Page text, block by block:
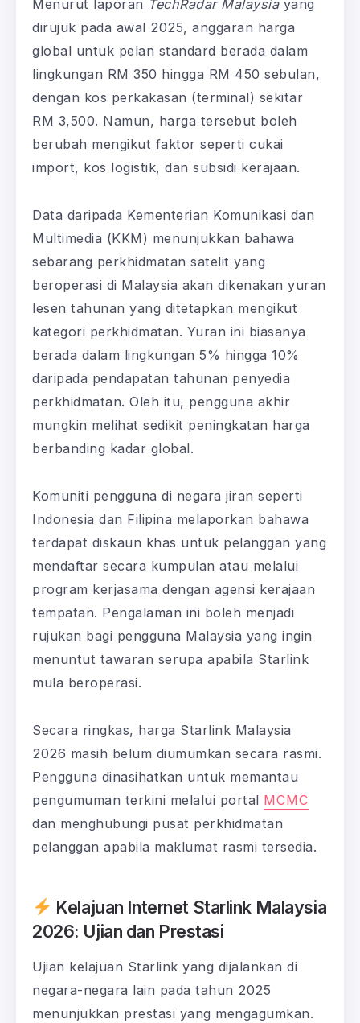
Menurut laporan TechRadar Malaysiayang
dirujuk pada awal 2025, anggaran harga
global untuk pelan standard berada dalam
lingkungan RM 350 hingga RM 450 sebulan,
dengan kos perkakasan (terminal) sekitar
RM 3,500. Namun, harga tersebut boleh
berubah mengikut faktor seperti cukai
import, kos logistik, dan subsidi kerajaan.
Data daripada Kementerian Komunikasi dan
Multimedia (KKM) menunjukkan bahawa
sebarang perkhidmatan satelit yang
beroperasi di Malaysia akan dikenakan yuran
lesen tahunan yang ditetapkan mengikut
kategori perkhidmatan. Yuran ini biasanya
berada dalam lingkungan 5% hingga 10%
daripada pendapatan tahunan penyedia
perkhidmatan. Oleh itu, pengguna akhir
mungkin melihat sedikit peningkatan harga
berbanding kadar global.
Komuniti pengguna di negara jiran seperti
Indonesia dan Filipina melaporkan bahawa
terdapat diskaun khas untuk pelanggan yang
mendaftar secara kumpulan atau melalui
program kerjasama dengan agensi kerajaan
tempatan. Pengalaman ini boleh menjadi
rujukan bagi pengguna Malaysia yang ingin
menuntut tawaran serupa apabila Starlink
mula beroperasi.
Secara ringkas, harga Starlink Malaysia
2026 masih belum diumumkan secara rasmi.
Pengguna dinasihatkan untuk memantau
pengumuman terkini melalui portal MCMC
dan menghubungi pusat perkhidmatan
pelanggan apabila maklumat rasmi tersedia.
Kelajuan Internet Starlink Malaysia
2026: Ujian dan Prestasi
Ujian kelajuan Starlink yang dijalankan di
negara-negara lain pada tahun 2025
menunjukkan prestasi yang mengagumkan.